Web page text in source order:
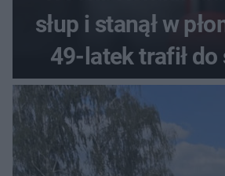
słup i stanął w
49-latek trafił